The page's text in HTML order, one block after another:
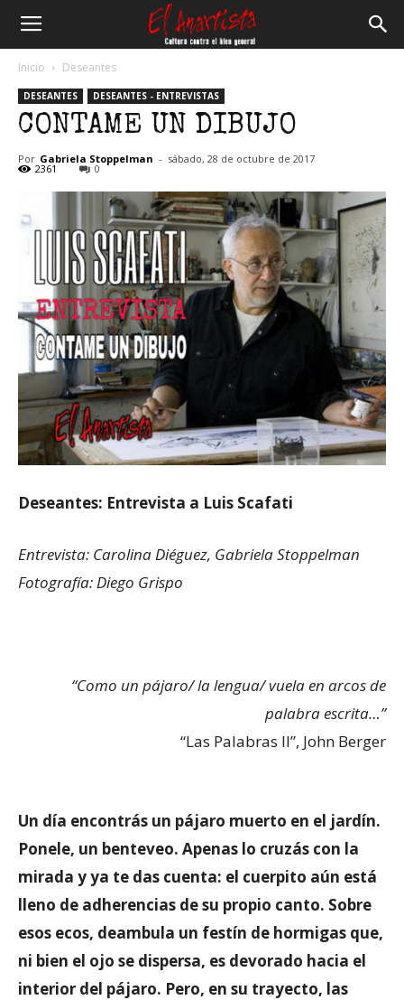
Anartista
Inicio Deseantes
DESEANTES DESEANTES - ENTREVISTAS
CONTAME UN DIBUJO
Por Gabriela Stoppelman - sábado, 28 de octubre de 2017
2361 0
Deseantes: Entrevista a Luis Scafati
Entrevista: Carolina Diéguez, Gabriela Stoppelman
Fotografía: Diego Grispo
“Como un pájaro/ la lengua/ vuela en arcos de
palabra escrita…”
“Las Palabras II”, John Berger
Un día encontrás un pájaro muerto en el jardín.
Ponele, un benteveo. Apenas lo cruzás con la
mirada y ya te das cuenta: el cuerpito aún está
lleno de adherencias de su propio canto. Sobre
esos ecos, deambula un festín de hormigas que,
ni bien el ojo se dispersa, es devorado hacia el
interior del pájaro. Pero, en su trayecto, las